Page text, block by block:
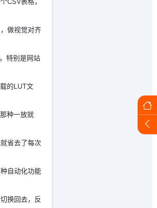
做视觉对齐
特别是网站
的LUT文
种一放就
省去了每次
自动化功能
换回去，反